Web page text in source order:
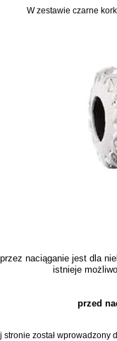
W zestawie czarne
naciąganie jest dla
istnieje
przed
stronie został